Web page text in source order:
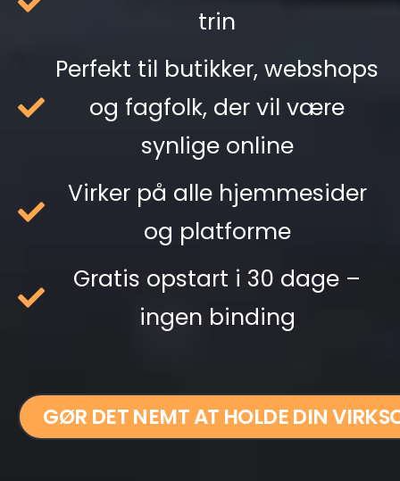
trin
Perfekt til butikker, webshops
og fagfolk, der vil være
synlige online
Virker på alle hjemmesider
og platforme
Gratis opstart i 30 dage –
ingen binding
GØR DET NEMT AT HOLDE DIN